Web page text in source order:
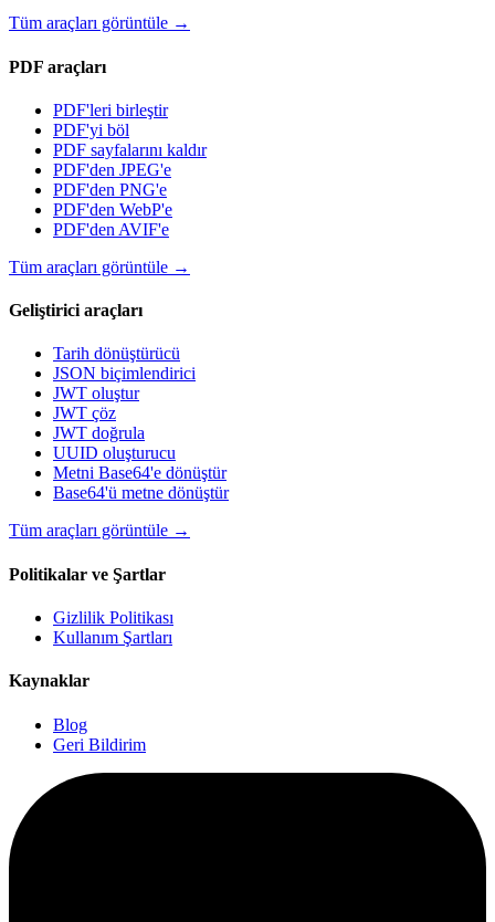
Tüm araçları görüntüle →
PDF araçları
PDF'leri birleştir
PDF'yi böl
PDF sayfalarını kaldır
PDF'den JPEG'e
PDF'den PNG'e
PDF'den WebP'e
PDF'den AVIF'e
Tüm araçları görüntüle →
Geliştirici araçları
Tarih dönüştürücü
JSON biçimlendirici
JWT oluştur
JWT çöz
JWT doğrula
UUID oluşturucu
Metni Base64'e dönüştür
Base64'ü metne dönüştür
Tüm araçları görüntüle →
Politikalar ve Şartlar
Gizlilik Politikası
Kullanım Şartları
Kaynaklar
Blog
Geri Bildirim